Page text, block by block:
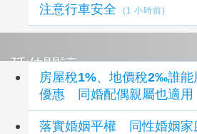
注意行車安全
(1 小時前)
延伸閱讀
房屋稅1%、地價稅2‰誰能
優惠 同婚配偶親屬也適用
落實婚姻平權 同性婚姻家